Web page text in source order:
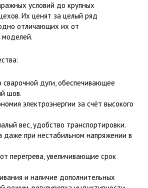
условий до крупных
Их ценят за целый ряд
отличающих их от
сварочной дуги, обеспечивающее
шов.
электроэнергии за счёт высокого
вес, удобство транспортировки.
при нестабильном напряжении в
перегрева, увеличивающие срок
и наличие дополнительных